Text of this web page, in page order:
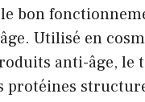
bon
Utilisé en
anti-âge, le
protéines